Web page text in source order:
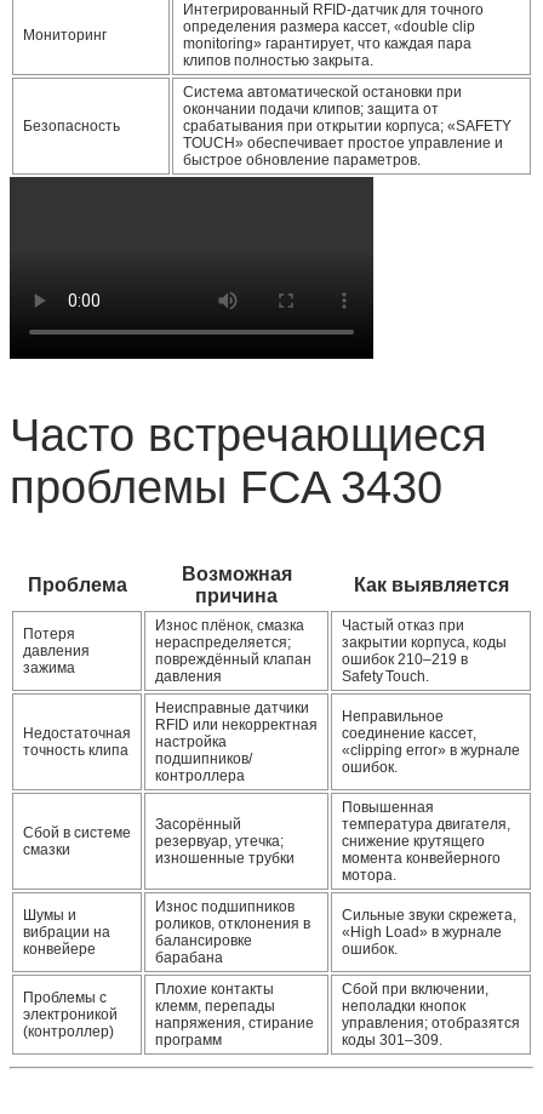
Мониторинг
Интегрированный RFID‑датчик для точного
определения размера кассет, «double clip
monitoring» гарантирует, что каждая пара
клипов полностью закрыта.
Безопасность
Система автоматической остановки при
окончании подачи клипов; защита от
срабатывания при открытии корпуса; «SAFETY
TOUCH» обеспечивает простое управление и
быстрое обновление параметров.
Часто встречающиеся
проблемы FCA 3430
Проблема
Возможная
причина
Как выявляется
Потеря
давления
зажима
Износ плёнок, смазка
нераспределяется;
повреждённый клапан
давления
Частый отказ при
закрытии корпуса, коды
ошибок 210–219 в
Safety Touch.
Недостаточная
точность клипа
Неисправные датчики
RFID или некорректная
настройка
подшипников/
контроллера
Неправильное
соединение кассет,
«clipping error» в журнале
ошибок.
Сбой в системе
смазки
Засорённый
резервуар, утечка;
изношенные трубки
Повышенная
температура двигателя,
снижение крутящего
момента конвейерного
мотора.
Шумы и
вибрации на
конвейере
Износ подшипников
роликов, отклонения в
балансировке
барабана
Сильные звуки скрежета,
«High Load» в журнале
ошибок.
Проблемы с
электроникой
(контроллер)
Плохие контакты
клемм, перепады
напряжения, стирание
программ
Сбой при включении,
неполадки кнопок
управления; отобразятся
коды 301–309.